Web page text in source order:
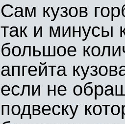
Сам кузов
так и минусы
большое
апгейта
если не
подвеску